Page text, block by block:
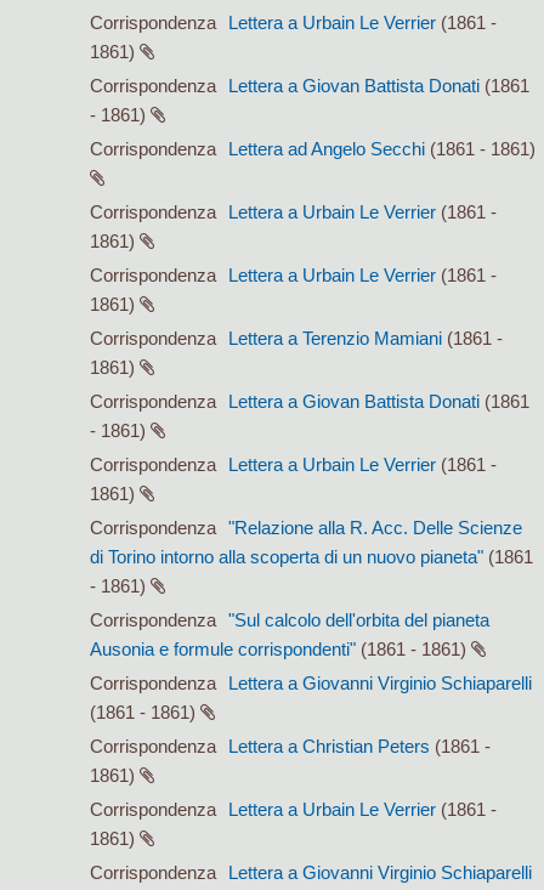
Corrispondenza
Lettera a Urbain Le Verrier (1861 -
1861)
Corrispondenza
Lettera a Giovan Battista Donati (1861
- 1861)
Corrispondenza
Lettera ad Angelo Secchi (1861 - 1861)
Corrispondenza Lettera a Urbain Le Verrier (1861 -
1861)
Corrispondenza
Lettera a Urbain Le Verrier (1861 -
1861)
Corrispondenza
Lettera a Terenzio Mamiani (1861 -
1861)
Corrispondenza
Lettera a Giovan Battista Donati (1861
- 1861)
Corrispondenza
Lettera a Urbain Le Verrier (1861 -
1861)
Corrispondenza
"Relazione alla R. Acc. Delle Scienze
di Torino intorno alla scoperta di un nuovo pianeta" (1861
- 1861)
Corrispondenza
"Sul calcolo dell'orbita del pianeta
Ausonia e formule corrispondenti" (1861 - 1861)
Corrispondenza
Lettera a Giovanni Virginio Schiaparelli
(1861 - 1861)
Corrispondenza
Lettera a Christian Peters (1861 -
1861)
Corrispondenza
Lettera a Urbain Le Verrier (1861 -
1861)
Corrispondenza
Lettera a Giovanni Virginio Schiaparelli